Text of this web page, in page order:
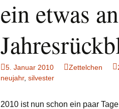
ein etwas
5. Januar 2010 Zettelchen
neujahr, silvester
2010 ist nun schon ein paar